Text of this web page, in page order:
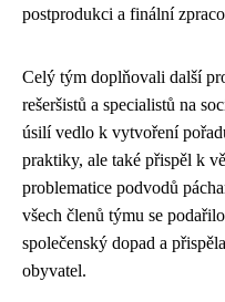
postprodukci a finální
Celý tým doplňovali další
rešeršistů a specialistů na
úsilí vedlo k vytvoření
praktiky, ale také přispěl k
problematice podvodů
všech členů týmu se
společenský dopad a
obyvatel.